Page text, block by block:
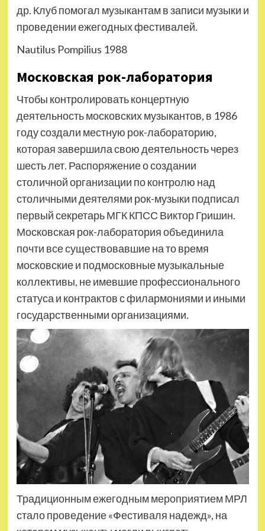
др. Клуб помогал музыкантам в записи музыки и
проведении ежегодных фестивалей.
Nautilus Pompilius 1988
Московская рок-лаборатория
Чтобы контролировать концертную
деятельность московских музыкантов, в 1986
году создали местную рок-лабораторию,
которая завершила свою деятельность через
шесть лет. Распоряжение о создании
столичной организации по контролю над
столичными деятелями рок-музыки подписал
первый секретарь МГК КПСС Виктор Гришин.
Московская рок-лаборатория объединила
почти все существовавшие на то время
московские и подмосковные музыкальные
коллективы, не имевшие профессионального
статуса и контрактов с филармониями и иными
государственными организациями.
Традиционным ежегодным мероприятием МРЛ
стало проведение «Фестиваля надежд», на